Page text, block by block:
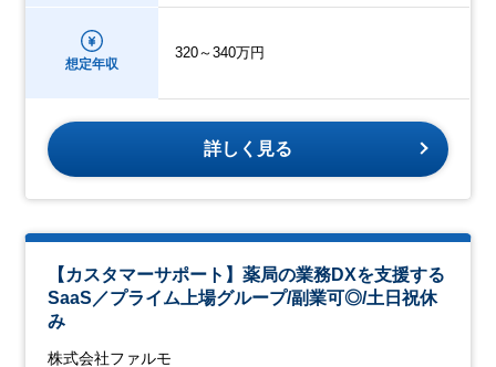
想定年収
320～340万円
詳しく見る
【カスタマーサポート】薬局の業務DXを支援する
SaaS／プライム上場グループ/副業可◎/土日祝休
み
株式会社ファルモ